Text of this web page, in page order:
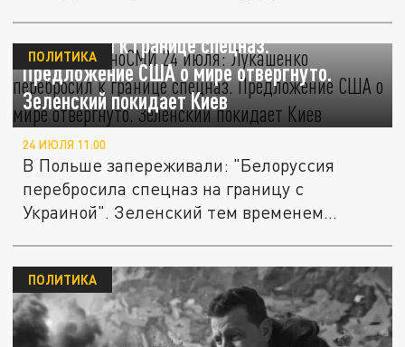
Главное в иноСМИ 24 июля: Лукашенко
перебросил к границе спецназ.
Предложение США о мире отвергнуто.
Зеленский покидает Киев
ПОЛИТИКА
24 ИЮЛЯ 11:00
В Польше запереживали: "Белоруссия
перебросила спецназ на границу с
Украиной". Зеленский тем временем
ПОЛИТИКА